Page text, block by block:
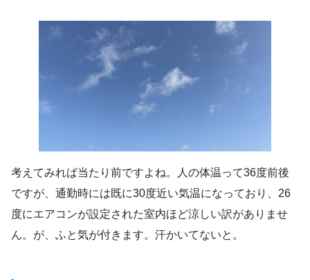
考えてみれば当たり前ですよね。人の体温って36度前後
ですが、通勤時には既に30度近い気温になっており、26
度にエアコンが設定された室内ほど涼しい訳がありませ
ん。が、ふと気が付きます。汗かいてないと。